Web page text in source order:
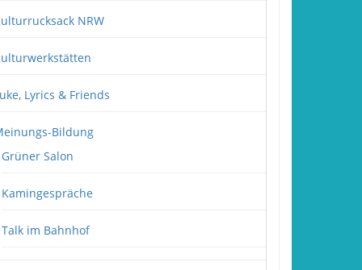
NRW
Lyrics & Friends
Bildung
Grüner Salon
Kamingespräche
Talk im Bahnhof